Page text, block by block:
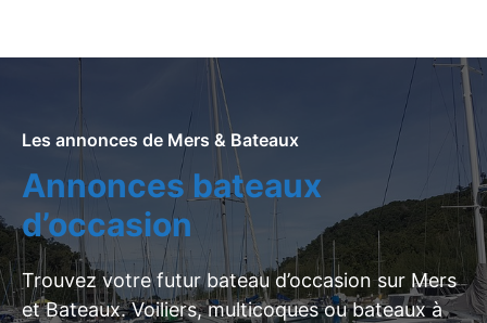
Les annonces de Mers & Bateaux
Annonces bateaux
d’occasion
Trouvez votre futur bateau d’occasion sur Mers
et Bateaux. Voiliers, multicoques ou bateaux à